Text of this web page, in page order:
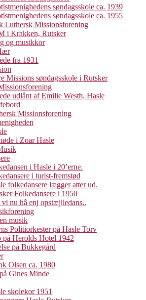
søndagsskole ca. 1939
søndagsskole ca. 1955
Luthersk Missionsforening
i Krakken, Rutsker
og musikkor
fra 1931
Missions søndagsskole i Rutsker
udlånt af Emilie Westh, Hasle
Missionsforening
i Zoar Hasle
i Hasle i 20’erne.
i turist-fremstød
folkedansere lægger atter ud.
Folkedansere i 1950
vi nu hâ enj opstæjlledans..
musik
Politiorkester på Hasle Torv
Herolds Hotel 1942
på Bukkegård
Olsen ca. 1980
Gines Minde
skolekor 1951